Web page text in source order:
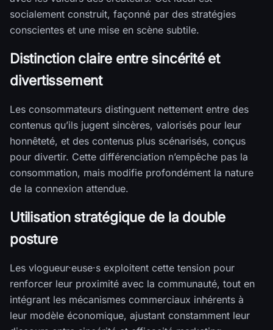
socialement construit, façonné par des stratégies
conscientes et une mise en scène subtile.
Distinction claire entre sincérité et
divertissement
Les consommateurs distinguent nettement entre des
contenus qu’ils jugent sincères, valorisés pour leur
honnêteté, et des contenus plus scénarisés, conçus
pour divertir. Cette différenciation n’empêche pas la
consommation, mais modifie profondément la nature
de la connexion attendue.
Utilisation stratégique de la double
posture
Les vlogueur·euse·s exploitent cette tension pour
renforcer leur proximité avec la communauté, tout en
intégrant les mécanismes commerciaux inhérents à
leur modèle économique, ajustant constamment leur